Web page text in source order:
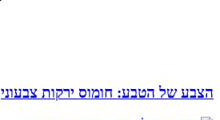
הצבע של הטבע: חומוס ירקות צבעוני